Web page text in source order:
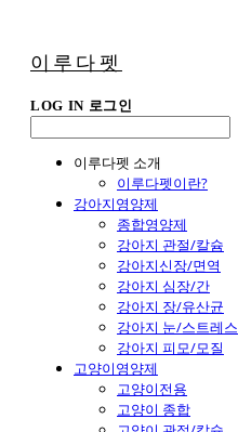
이루다펫
LOG IN 로그인
이루다펫 소개
이루다펫이란?
강아지영양제
종합영양제
강아지 관절/칼슘
강아지신장/면역
강아지 심장/간
강아지 장/유산균
강아지 눈/스트레스
강아지 피모/모질
고양이영양제
고양이전용
고양이 종합